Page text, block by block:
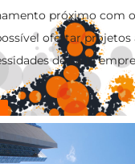
próximo com
ofertar projetos
de cada